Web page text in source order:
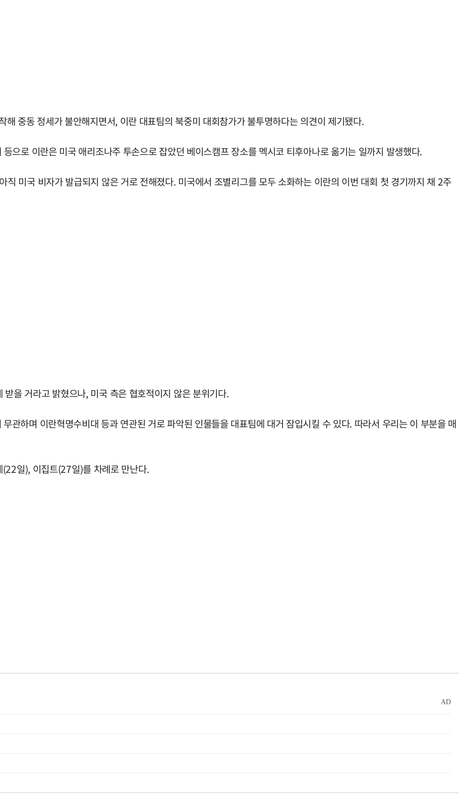
중동 정세가 불안해지면서, 이란 대표팀의 북중미 대회참가가 불투명하다는 의견이 제기됐다.
으로 이란은 미국 애리조나주 투손으로 잡았던 베이스캠프 장소를 멕시코 티후아나로 옮기는 일까지 발생했다.
직 미국 비자가 발급되지 않은 거로 전해졌다. 미국에서 조별리그를 모두 소화하는 이란의 이번 대회 첫 경기까지 채 2주
을 거라고 밝혔으나, 미국 측은 협호적이지 않은 분위기다.
관하며 이란혁명수비대 등과 연관된 거로 파악된 인물들을 대표팀에 대거 잠입시킬 수 있다. 따라서 우리는 이 부분을 매
일), 이집트(27일)를 차례로 만난다.